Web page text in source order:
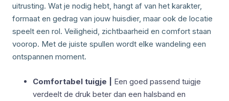
uitrusting. Wat je nodig hebt, hangt af van het karakter,
formaat en gedrag van jouw huisdier, maar ook de locatie
speelt een rol. Veiligheid, zichtbaarheid en comfort staan
voorop. Met de juiste spullen wordt elke wandeling een
ontspannen moment.
Comfortabel tuigje |
Een goed passend tuigje
verdeelt de druk beter dan een halsband en